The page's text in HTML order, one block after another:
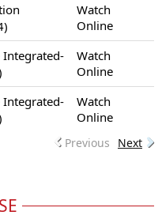
Watch
Online
Integrated-
Watch
Online
Integrated-
Watch
Online
Previous Next